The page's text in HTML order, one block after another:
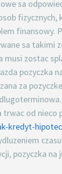
sa
fizycznych,
finansowy.
sa takimi
musi zostac
pozyczka
za pozyczke
od nieco
kredyt-
pozyczka na